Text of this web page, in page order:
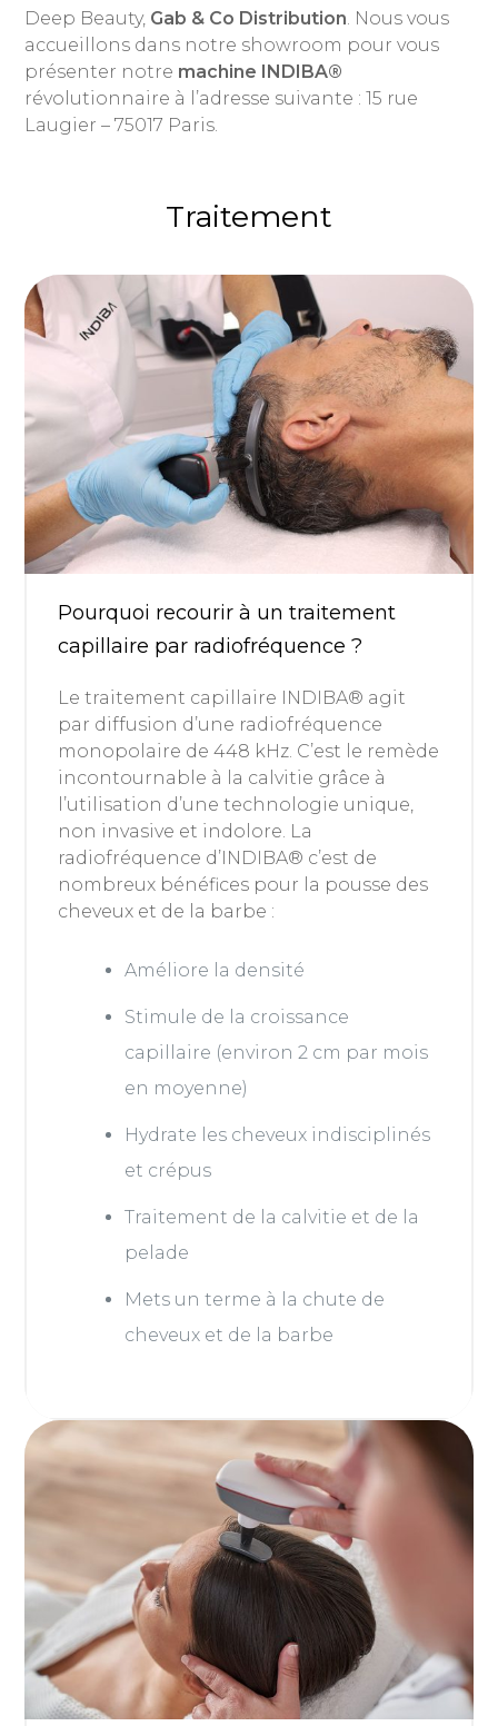
Deep Beauty, Gab & Co Distribution. Nous vous
accueillons dans notre showroom pour vous
présenter notre machine INDIBA®
révolutionnaire à l’adresse suivante : 15 rue
Laugier – 75017 Paris.
Traitement
Pourquoi recourir à un traitement
capillaire par radiofréquence ?
Le traitement capillaire INDIBA® agit
par diffusion d’une radiofréquence
monopolaire de 448 kHz. C’est le remède
incontournable à la calvitie grâce à
l’utilisation d’une technologie unique,
non invasive et indolore. La
radiofréquence d’INDIBA® c’est de
nombreux bénéfices pour la pousse des
cheveux et de la barbe :
Améliore la densité
Stimule de la croissance
capillaire (environ 2 cm par mois
en moyenne)
Hydrate les cheveux indisciplinés
et crépus
Traitement de la calvitie et de la
pelade
Mets un terme à la chute de
cheveux et de la barbe